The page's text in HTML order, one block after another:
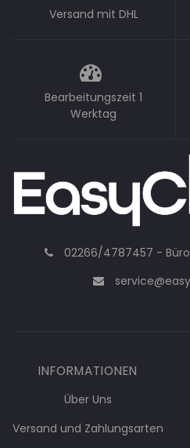
Versand mit DHL
Bearbeitungszeit 1
Werktag
02266/4787457 -
INFORMATIONEN
Über Uns
Versand und Zahlungsarten